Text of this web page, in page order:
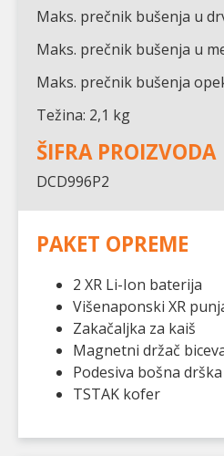
Maks. prečnik bušenja u
Maks. prečnik bušenja u
Maks. prečnik bušenja
Težina: 2,1 kg
ŠIFRA PROIZVODA
DCD996P2
PAKET OPREME
2 XR Li-Ion baterija
Višenaponski XR
Zakačaljka za kaiš
Magnetni držač
Podesiva bošna drška
TSTAK kofer